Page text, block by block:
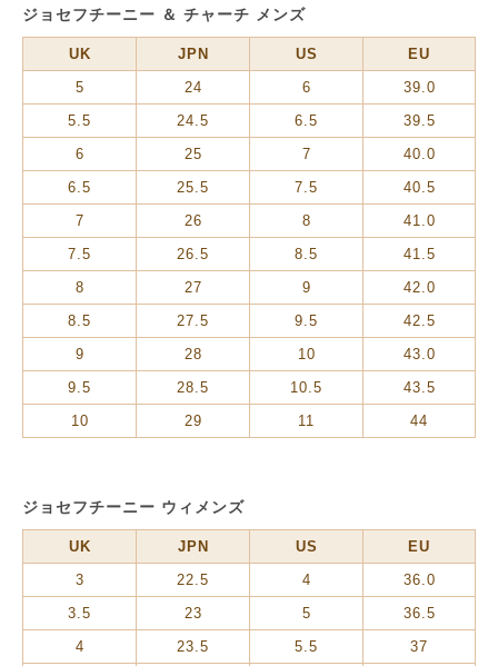
ジョセフチーニー ＆ チャーチ メンズ
UK JPN US
EU
5
24 6
39.0
5.5
24.5 6.5
39.5
6
25 7
40.0
6.5
25.5 7.5
40.5
7
26 8
41.0
7.5
26.5 8.5
41.5
8
27 9
42.0
8.5
27.5 9.5
42.5
9
28 10
43.0
9.5
28.5 10.5
43.5
10
29 11 44
ジョセフチーニー ウィメンズ
UK JPN US
EU
3
22.5 4
36.0
3.5
23 5
36.5
4
23.5 5.5
37